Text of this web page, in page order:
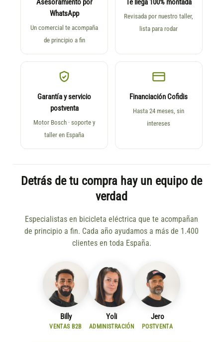
Asesoramiento por
WhatsApp
Un comercial te acompaña
de principio a fin
Te llega 100% montada
Revisada por nuestro taller,
lista para rodar
Garantía y servicio
postventa
Motor Bosch · soporte y
taller en España
Financiación Cofidis
Hasta 24 meses, sin
intereses
Detrás de tu compra hay un equipo de
verdad
Especialistas en bicicleta eléctrica que te acompañan
de principio a fin. Cada año ayudamos a más de 1.400
clientes en toda España.
Billy
VENTAS B2B
Yoli
ADMINISTRACIÓN
Jero
POSTVENTA